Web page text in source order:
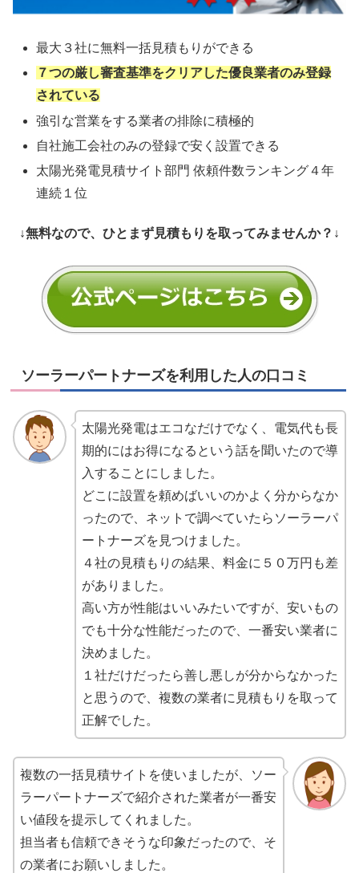
最大３社に無料一括見積もりができる
７つの厳し審査基準をクリアした優良業者のみ登録
されている
強引な営業をする業者の排除に積極的
自社施工会社のみの登録で安く設置できる
太陽光発電見積サイト部門 依頼件数ランキング４年
連続１位
↓無料なので、ひとまず見積もりを取ってみませんか？↓
ソーラーパートナーズを利用した人の口コミ
太陽光発電はエコなだけでなく、電気代も長
期的にはお得になるという話を聞いたので導
入することにしました。
どこに設置を頼めばいいのかよく分からなか
ったので、ネットで調べていたらソーラーパ
ートナーズを見つけました。
４社の見積もりの結果、料金に５０万円も差
がありました。
高い方が性能はいいみたいですが、安いもの
でも十分な性能だったので、一番安い業者に
決めました。
１社だけだったら善し悪しが分からなかった
と思うので、複数の業者に見積もりを取って
正解でした。
複数の一括見積サイトを使いましたが、ソー
ラーパートナーズで紹介された業者が一番安
い値段を提示してくれました。
担当者も信頼できそうな印象だったので、そ
の業者にお願いしました。